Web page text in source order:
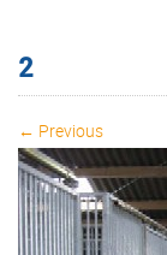
2
Image
← Previous